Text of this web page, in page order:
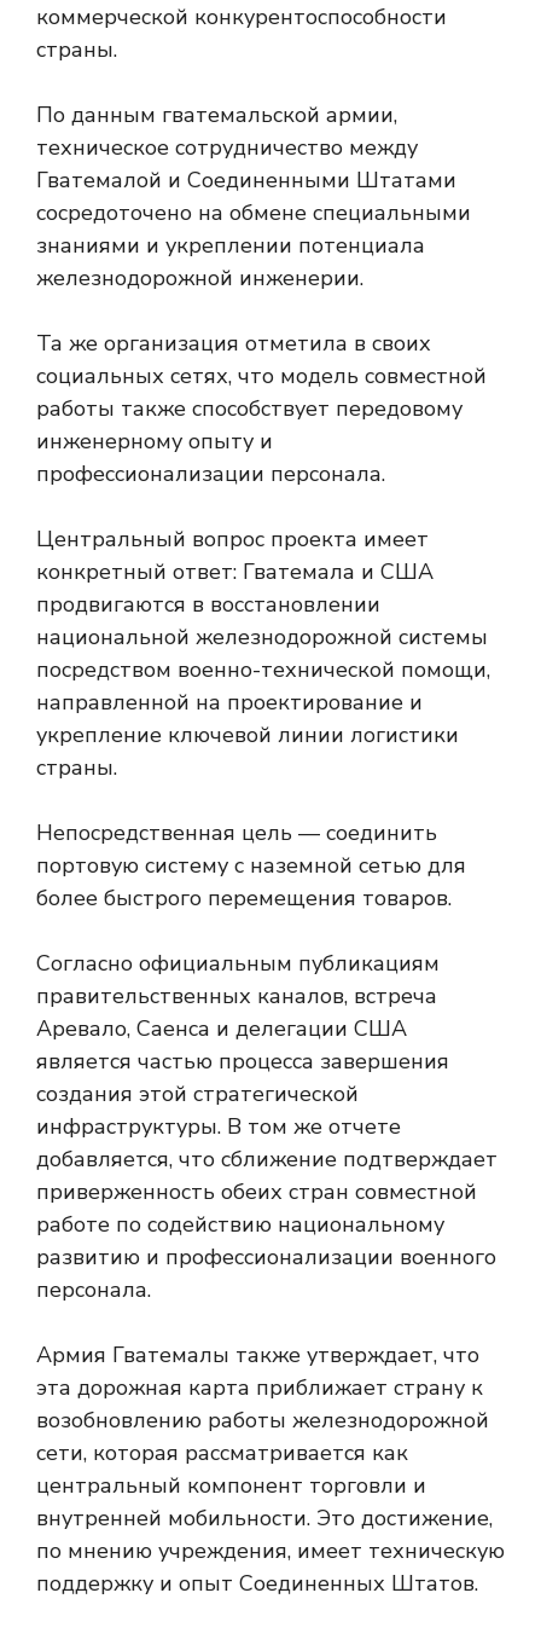
коммерческой конкурентоспособности
страны.
По данным гватемальской армии,
техническое сотрудничество между
Гватемалой и Соединенными Штатами
сосредоточено на обмене специальными
знаниями и укреплении потенциала
железнодорожной инженерии.
Та же организация отметила в своих
социальных сетях, что модель совместной
работы также способствует передовому
инженерному опыту и
профессионализации персонала.
Центральный вопрос проекта имеет
конкретный ответ: Гватемала и США
продвигаются в восстановлении
национальной железнодорожной системы
посредством военно-технической помощи,
направленной на проектирование и
укрепление ключевой линии логистики
страны.
Непосредственная цель — соединить
портовую систему с наземной сетью для
более быстрого перемещения товаров.
Согласно официальным публикациям
правительственных каналов, встреча
Аревало, Саенса и делегации США
является частью процесса завершения
создания этой стратегической
инфраструктуры. В том же отчете
добавляется, что сближение подтверждает
приверженность обеих стран совместной
работе по содействию национальному
развитию и профессионализации военного
персонала.
Армия Гватемалы также утверждает, что
эта дорожная карта приближает страну к
возобновлению работы железнодорожной
сети, которая рассматривается как
центральный компонент торговли и
внутренней мобильности. Это достижение,
по мнению учреждения, имеет техническую
поддержку и опыт Соединенных Штатов.